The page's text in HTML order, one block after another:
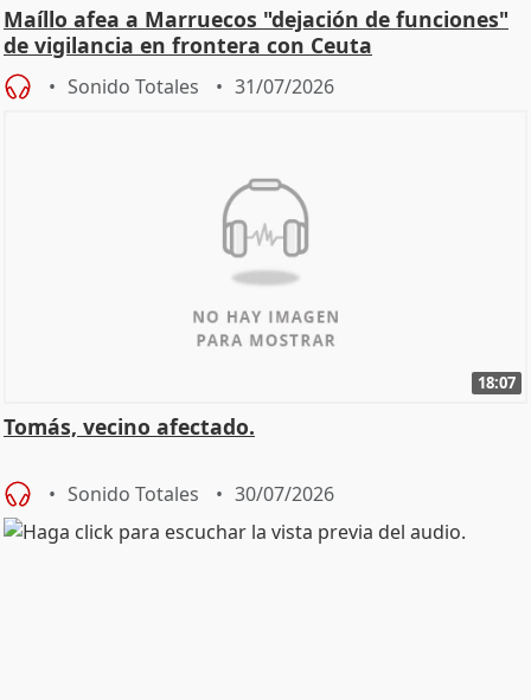
Maíllo afea a Marruecos "dejación de funciones"
de vigilancia en frontera con Ceuta
Sonido Totales 31/07/2026
18:07
Tomás, vecino afectado.
Sonido Totales 30/07/2026